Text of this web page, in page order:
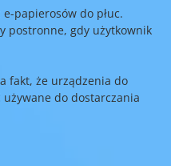
papierosów do płuc.
postronne, gdy użytkownik
fakt, że urządzenia do
do dostarczania